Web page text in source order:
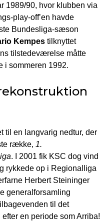
1989/90, hvor klubben via
play-off’en havde
Bundesliga-sæson
Kempes tilknyttet
tilstedeværelse måtte
i sommeren 1992.
til en langvarig nedtur, der
række, 1.
. I 2001 fik KSC dog vind
rykkede op i Regionalliga
Herbert Steininger
generalforsamling
til det
efter en periode som Arriba!